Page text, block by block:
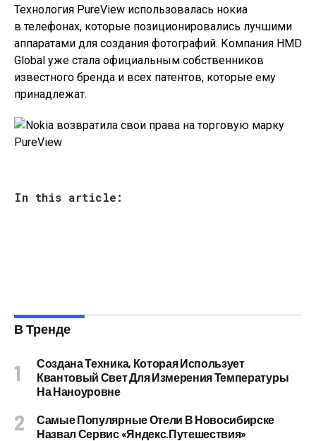
Технология PureView использовалась нокиа
в телефонах, которые позиционировались лучшими
аппаратами для создания фотографий. Компания HMD
Global уже стала официальным собственников
известного бренда и всех патентов, которые ему
принадлежат.
In this article:
В Тренде
Создана Техника, Которая Использует
Квантовый Свет Для Измерения Температуры
На Наноуровне
Самые Популярные Отели В Новосибирске
Назвал Сервис «Яндекс.Путешествия»